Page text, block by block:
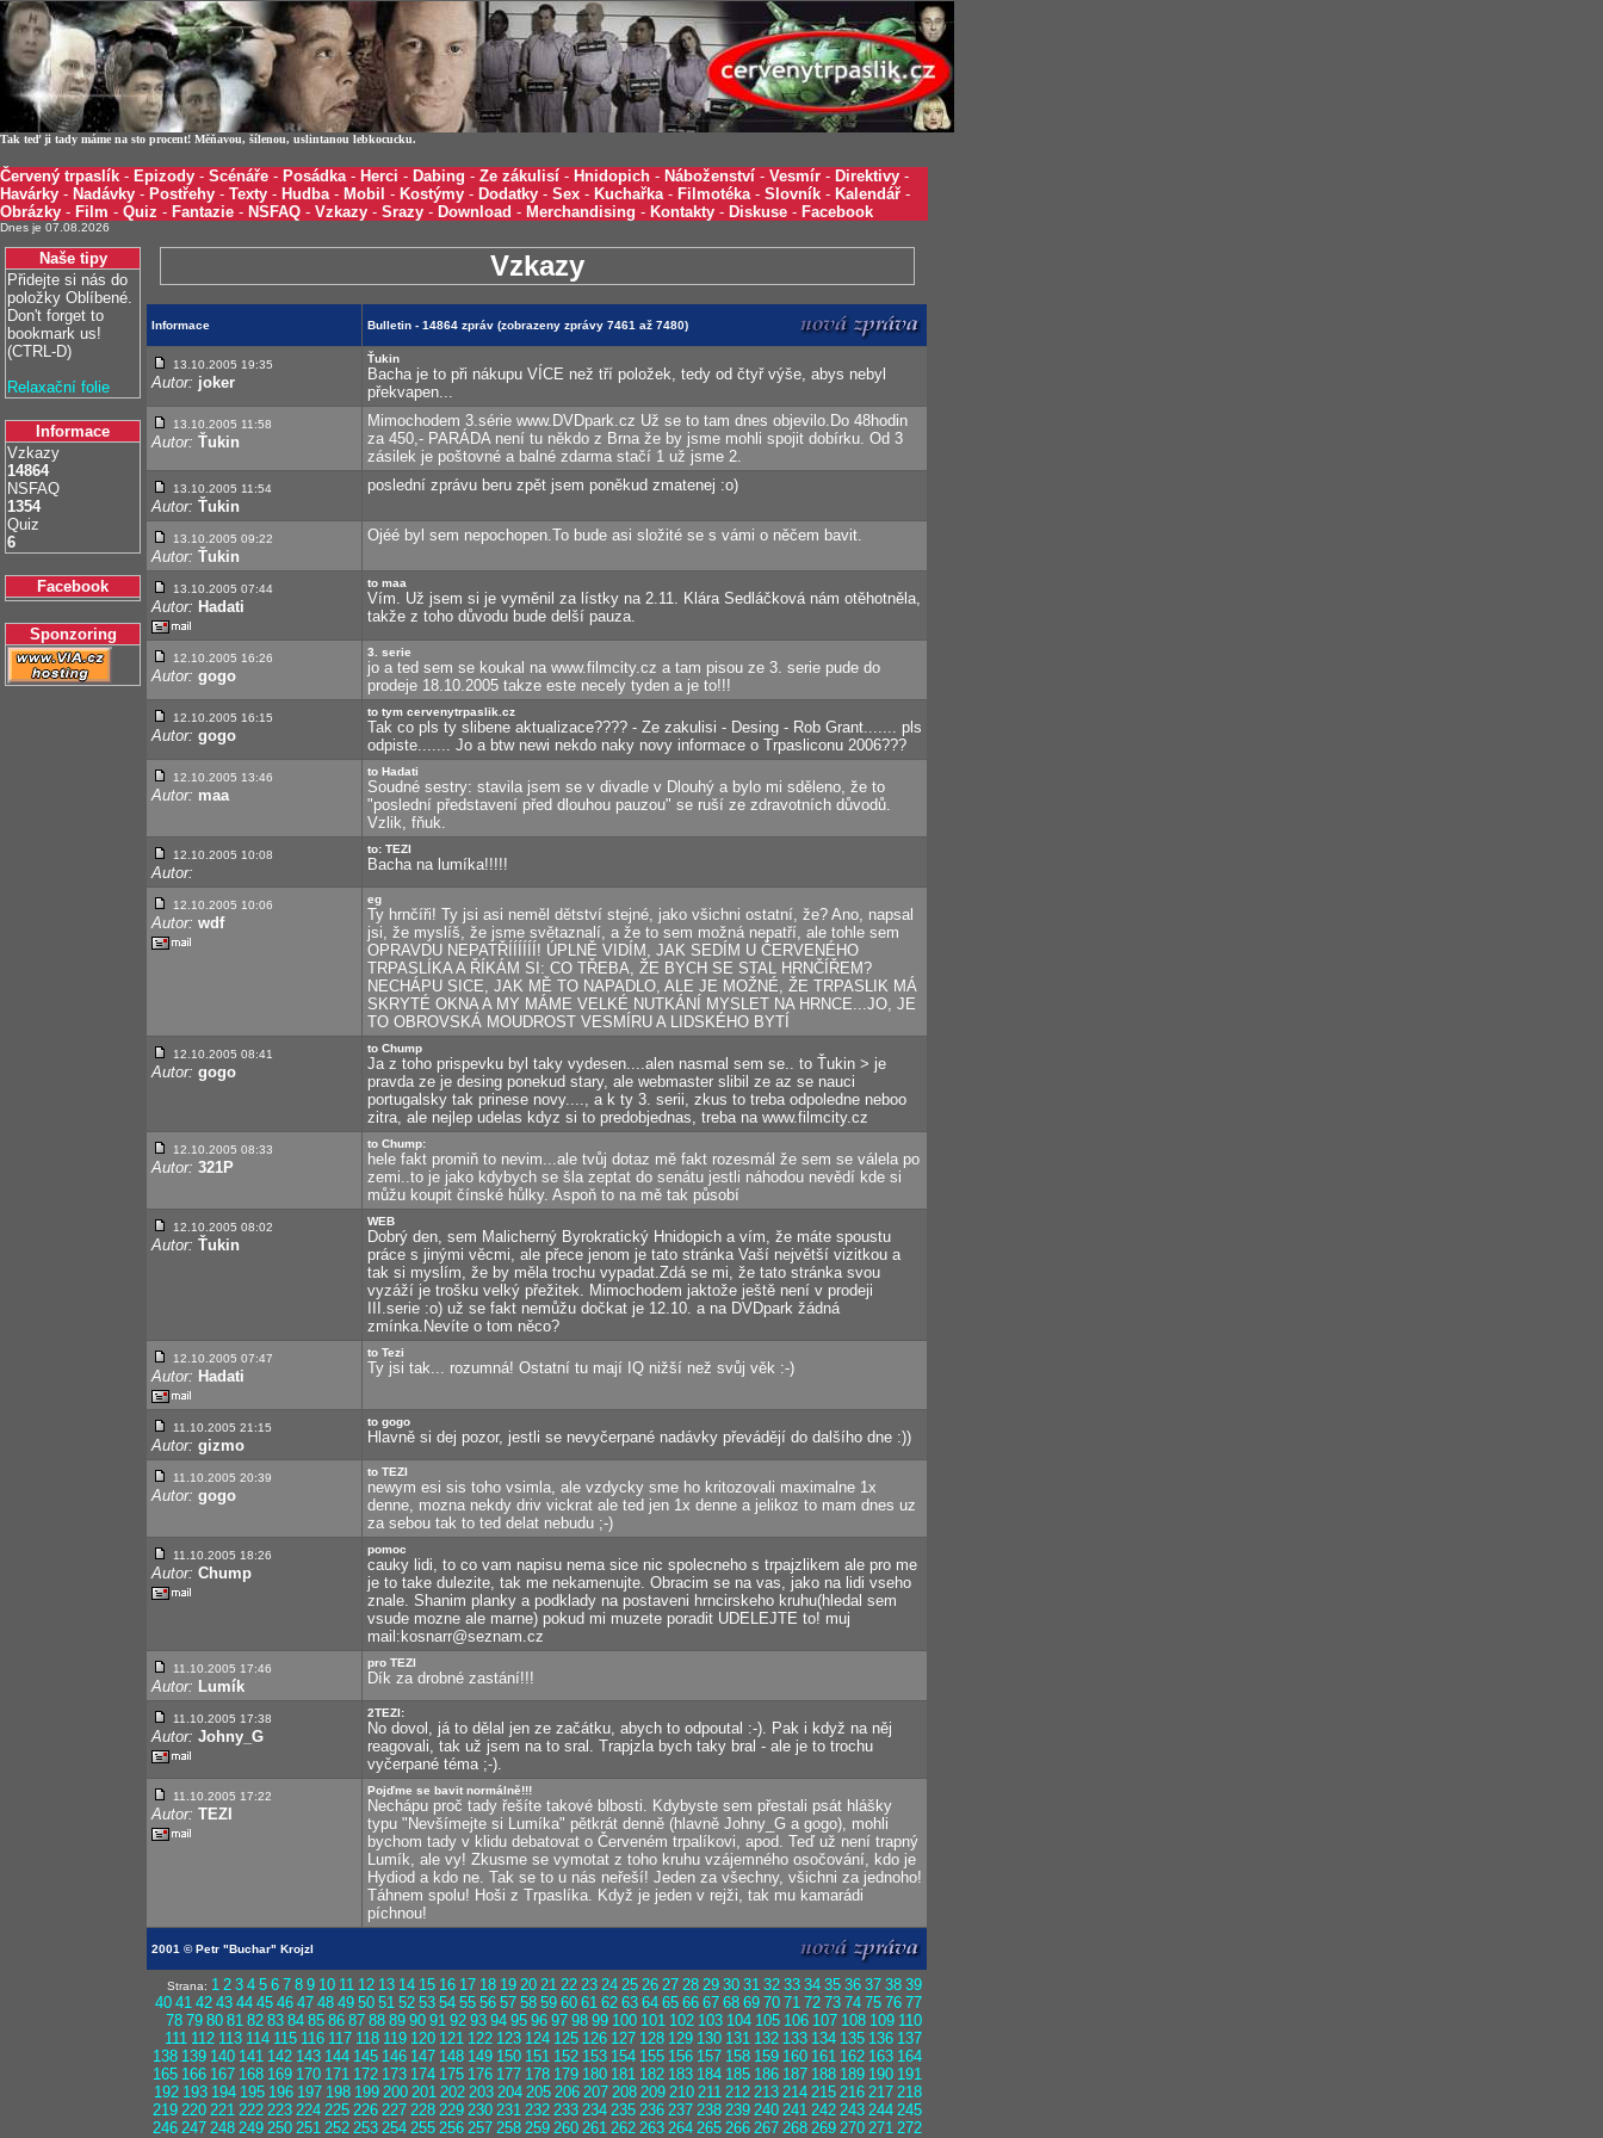
Tak teď ji tady máme na sto procent! Měňavou, šílenou, uslintanou lebkocucku.
Červený trpaslík - Epizody - Scénáře - Posádka- Herci - Dabing - Ze zákulisí - Hnidopich - Náboženství - Vesmír - Direktivy -
Havárky - Nadávky - Postřehy - Texty - Hudba- Mobil - Kostýmy - Dodatky - Sex - Kuchařka- Filmotéka- Slovník - Kalendář -
Obrázky - Film - Quiz - Fantazie - NSFAQ - Vzkazy - Srazy - Download - Merchandising - Kontakty - Diskuse - Facebook
Dnes je 07.08.2026
Naše tipy
Přidejte si nás do
položky Oblíbené.
Don't forget to
bookmark us!
(CTRL-D)
Relaxační folie
Informace
Vzkazy
14864
NSFAQ
1354
Quiz
6
Facebook
Sponzoring
Vzkazy
Informace Bulletin - 14864 zpráv (zobrazeny zprávy 7461 až 7480)
13.10.2005 19:35
Autor: joker
Ťukin
Bacha je to při nákupu VÍCE než tří položek, tedy od čtyř výše, abys nebyl
překvapen...
13.10.2005 11:58
Autor: Ťukin
Mimochodem 3.série www.DVDpark.cz Už se to tam dnes objevilo.Do 48hodin
za 450,- PARÁDA není tu někdo z Brna že by jsme mohli spojit dobírku. Od 3
zásilek je poštovné a balné zdarma stačí 1 už jsme 2.
13.10.2005 11:54
Autor: Ťukin
poslední zprávu beru zpět jsem poněkud zmatenej :o)
13.10.2005 09:22
Autor: Ťukin
Ojéé byl sem nepochopen.To bude asi složité se s vámi o něčem bavit.
13.10.2005 07:44
Autor: Hadati
to maa
Vím. Už jsem si je vyměnil za lístky na 2.11. Klára Sedláčková nám otěhotněla,
takže z toho důvodu bude delší pauza.
12.10.2005 16:26
Autor: gogo
3. serie
jo a ted sem se koukal na www.filmcity.cz a tam pisou ze 3. serie pude do
prodeje 18.10.2005 takze este necely tyden a je to!!!
12.10.2005 16:15
Autor: gogo
to tym cervenytrpaslik.cz
Tak co pls ty slibene aktualizace???? - Ze zakulisi - Desing - Rob Grant....... pls
odpiste....... Jo a btw newi nekdo naky novy informace o Trpasliconu 2006???
12.10.2005 13:46
Autor: maa
to Hadati
Soudné sestry: stavila jsem se v divadle v Dlouhý a bylo mi sděleno, že to
"poslední představení před dlouhou pauzou" se ruší ze zdravotních důvodů.
Vzlik, fňuk.
12.10.2005 10:08
Autor:
to: TEZI
Bacha na lumíka!!!!!
12.10.2005 10:06
Autor: wdf
eg
Ty hrnčíři! Ty jsi asi neměl dětství stejné, jako všichni ostatní, že? Ano, napsal
jsi, že myslíš, že jsme světaznalí, a že to sem možná nepatří, ale tohle sem
OPRAVDU NEPATŘÍÍÍÍÍÍ! ÚPLNĚ VIDÍM, JAK SEDÍM U ČERVENÉHO
TRPASLÍKA A ŘÍKÁM SI: CO TŘEBA, ŽE BYCH SE STAL HRNČÍŘEM?
NECHÁPU SICE, JAK MĚ TO NAPADLO, ALE JE MOŽNÉ, ŽE TRPASLIK MÁ
SKRYTÉ OKNA A MY MÁME VELKÉ NUTKÁNÍ MYSLET NA HRNCE...JO, JE
TO OBROVSKÁ MOUDROST VESMÍRU A LIDSKÉHO BYTÍ
12.10.2005 08:41
Autor: gogo
to Chump
Ja z toho prispevku byl taky vydesen....alen nasmal sem se.. to Ťukin > je
pravda ze je desing ponekud stary, ale webmaster slibil ze az se nauci
portugalsky tak prinese novy...., a k ty 3. serii, zkus to treba odpoledne neboo
zitra, ale nejlep udelas kdyz si to predobjednas, treba na www.filmcity.cz
12.10.2005 08:33
Autor: 321P
to Chump:
hele fakt promiň to nevim...ale tvůj dotaz mě fakt rozesmál že sem se válela po
zemi..to je jako kdybych se šla zeptat do senátu jestli náhodou nevědí kde si
můžu koupit čínské hůlky. Aspoň to na mě tak působí
12.10.2005 08:02
Autor: Ťukin
WEB
Dobrý den, sem Malicherný Byrokratický Hnidopich a vím, že máte spoustu
práce s jinými věcmi, ale přece jenom je tato stránka Vaší největší vizitkou a
tak si myslím, že by měla trochu vypadat.Zdá se mi, že tato stránka svou
vyzáží je trošku velký přežitek. Mimochodem jaktože ještě není v prodeji
III.serie :o) už se fakt nemůžu dočkat je 12.10. a na DVDpark žádná
zmínka.Nevíte o tom něco?
12.10.2005 07:47
Autor: Hadati
to Tezi
Ty jsi tak... rozumná! Ostatní tu mají IQ nižší než svůj věk :-)
11.10.2005 21:15
Autor: gizmo
to gogo
Hlavně si dej pozor, jestli se nevyčerpané nadávky převádějí do dalšího dne :))
11.10.2005 20:39
Autor: gogo
to TEZI
newym esi sis toho vsimla, ale vzdycky sme ho kritozovali maximalne 1x
denne, mozna nekdy driv vickrat ale ted jen 1x denne a jelikoz to mam dnes uz
za sebou tak to ted delat nebudu ;-)
11.10.2005 18:26
Autor: Chump
pomoc
cauky lidi, to co vam napisu nema sice nic spolecneho s trpajzlikem ale pro me
je to take dulezite, tak me nekamenujte. Obracim se na vas, jako na lidi vseho
znale. Shanim planky a podklady na postaveni hrncirskeho kruhu(hledal sem
vsude mozne ale marne) pokud mi muzete poradit UDELEJTE to! muj
mail:kosnarr@seznam.cz
11.10.2005 17:46
Autor: Lumík
pro TEZI
Dík za drobné zastání!!!
11.10.2005 17:38
Autor: Johny_G
2TEZI:
No dovol, já to dělal jen ze začátku, abych to odpoutal :-). Pak i když na něj
reagovali, tak už jsem na to sral. Trapjzla bych taky bral - ale je to trochu
vyčerpané téma ;-).
11.10.2005 17:22
Autor: TEZI
Pojďme se bavit normálně!!!
Nechápu proč tady řešíte takové blbosti. Kdybyste sem přestali psát hlášky
typu "Nevšímejte si Lumíka" pětkrát denně (hlavně Johny_G a gogo), mohli
bychom tady v klidu debatovat o Červeném trpalíkovi, apod. Teď už není trapný
Lumík, ale vy! Zkusme se vymotat z toho kruhu vzájemného osočování, kdo je
Hydiod a kdo ne. Tak se to u nás neřeší! Jeden za všechny, všichni za jednoho!
Táhnem spolu! Hoši z Trpaslíka. Když je jeden v rejži, tak mu kamarádi
píchnou!
2001 © Petr "Buchar" Krojzl
Strana: 1 2 3 4 5 6 7 8 9 10 11 12 13 14 15 16 17 18 19 20 21 22 23 24 25 26 27 28 29 30 31 32 33 34 35 36 37 38 39
40 41 42 43 44 45 46 47 48 49 50 51 52 53 54 55 56 57 58 59 60 61 62 63 64 65 66 67 68 69 70 71 72 73 74 75 76 77
78 79 80 81 82 83 84 85 86 87 88 89 90 91 92 93 94 95 96 97 98 99 100 101 102 103 104 105 106 107 108 109 110
111 112 113 114 115 116 117 118 119 120 121 122 123 124 125 126 127 128 129 130 131 132 133 134 135 136 137
138 139 140 141 142 143 144 145 146 147 148 149 150 151 152 153 154 155 156 157 158 159 160 161 162 163 164
165 166 167 168 169 170 171 172 173 174 175 176 177 178 179 180 181 182 183 184 185 186 187 188 189 190 191
192 193 194 195 196 197 198 199 200 201 202 203 204 205 206 207 208 209 210 211 212 213 214 215 216 217 218
219 220 221 222 223 224 225 226 227 228 229 230 231 232 233 234 235 236 237 238 239 240 241 242 243 244 245
246 247 248 249 250 251 252 253 254 255 256 257 258 259 260 261 262 263 264 265 266 267 268 269 270 271 272